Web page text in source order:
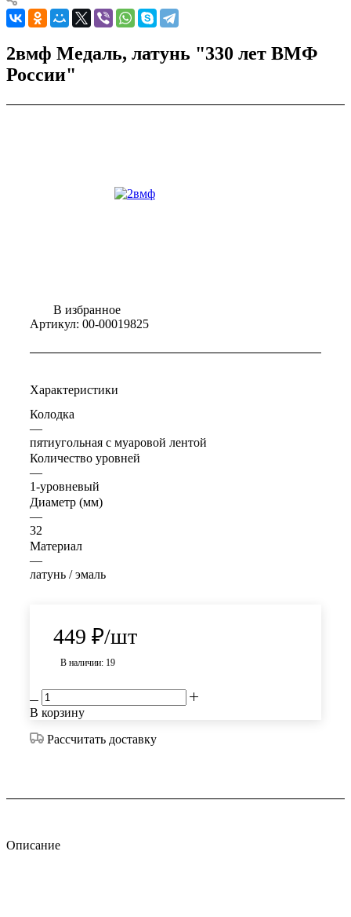
2вмф Медаль, латунь "330 лет ВМФ
России"
В избранное
Артикул: 00-00019825
Характеристики
Колодка
—
пятиугольная с муаровой лентой
Количество уровней
—
1-уровневый
Диаметр (мм)
—
32
Материал
—
латунь / эмаль
449 ₽/шт
В наличии: 19
В корзину
Рассчитать доставку
Описание